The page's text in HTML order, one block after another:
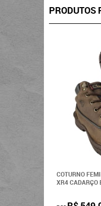
PRODUTOS
COTURNO
XR4 CADARÇO